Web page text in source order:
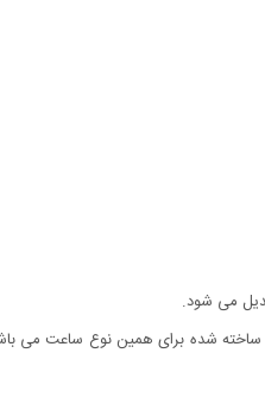
شده برای همین نوع ساعت می